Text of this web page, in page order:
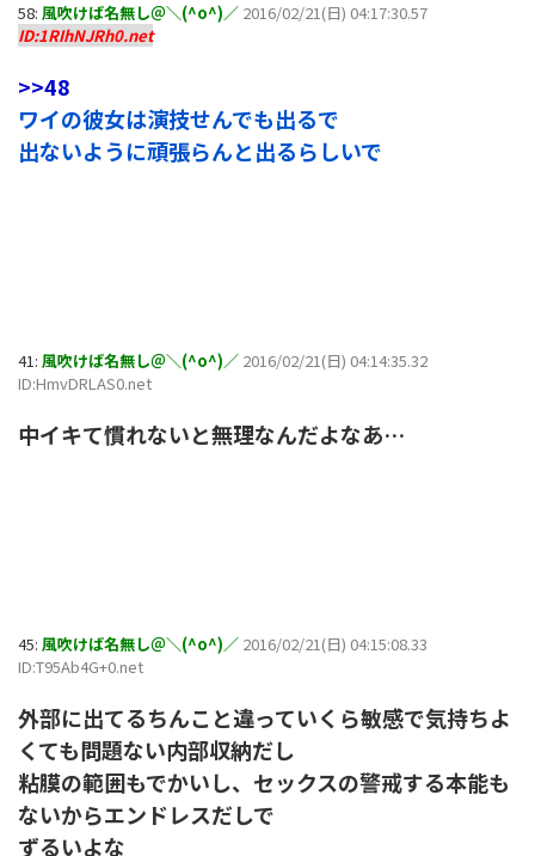
58: 風吹けば名無し＠＼(^o^)／ 2016/02/21(日) 04:17:30.57
ID:1RIhNJRh0.net
>>48
ワイの彼女は演技せんでも出るで
出ないように頑張らんと出るらしいで
41: 風吹けば名無し＠＼(^o^)／ 2016/02/21(日) 04:14:35.32
ID:HmvDRLAS0.net
中イキて慣れないと無理なんだよなあ…
45: 風吹けば名無し＠＼(^o^)／ 2016/02/21(日) 04:15:08.33
ID:T95Ab4G+0.net
外部に出てるちんこと違っていくら敏感で気持ちよ
くても問題ない内部収納だし
粘膜の範囲もでかいし、セックスの警戒する本能も
ないからエンドレスだしで
ずるいよな